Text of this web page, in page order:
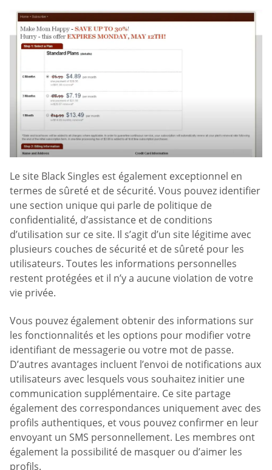
Le site Black Singles est également exceptionnel en
termes de sûreté et de sécurité. Vous pouvez identifier
une section unique qui parle de politique de
confidentialité, d’assistance et de conditions
d’utilisation sur ce site. Il s’agit d’un site légitime avec
plusieurs couches de sécurité et de sûreté pour les
utilisateurs. Toutes les informations personnelles
restent protégées et il n’y a aucune violation de votre
vie privée.
Vous pouvez également obtenir des informations sur
les fonctionnalités et les options pour modifier votre
identifiant de messagerie ou votre mot de passe.
D’autres avantages incluent l’envoi de notifications aux
utilisateurs avec lesquels vous souhaitez initier une
communication supplémentaire. Ce site partage
également des correspondances uniquement avec des
profils authentiques, et vous pouvez confirmer en leur
envoyant un SMS personnellement. Les membres ont
également la possibilité de masquer ou d’aimer les
profils.